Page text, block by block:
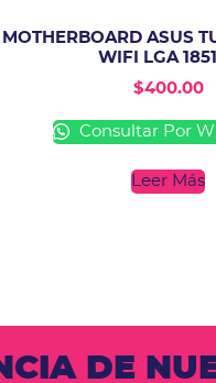
MOTHERBOARD ASUS
WIFI LGA
$400.00
Consultar Por
Leer Más
DE